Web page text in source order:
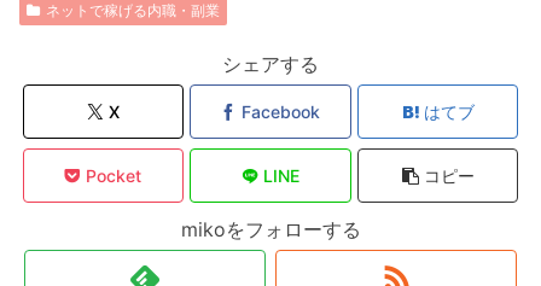
ネットで稼げる内職・副業
シェアする
X Facebook はてブ
Pocket LINE コピー
mikoをフォローする